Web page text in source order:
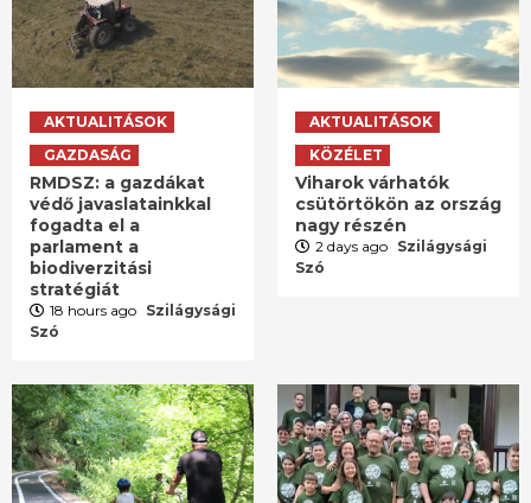
AKTUALITÁSOK
GAZDASÁG
RMDSZ: a gazdákat
védő javaslatainkkal
fogadta el a
parlament a
biodiverzitási
stratégiát
18 hours ago Szilágysági
Szó
AKTUALITÁSOK
KÖZÉLET
Viharok várhatók
csütörtökön az ország
nagy részén
2 days ago Szilágysági
Szó